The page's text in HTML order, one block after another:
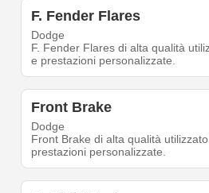
F. Fender Flares
Dodge
F. Fender Flares di alta qualità
e prestazioni personalizzate.
Front Brake
Dodge
Front Brake di alta qualità
prestazioni personalizzate.